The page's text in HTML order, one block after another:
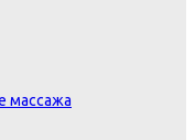
массажа